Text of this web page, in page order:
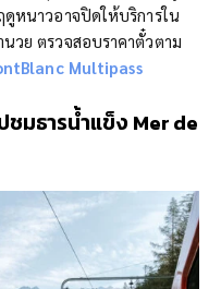
หนาวอาจปิดให้บริการใน
วย ตรวจสอบราคาตั๋วตาม
Multipass
มธารน้ำแข็ง Mer de